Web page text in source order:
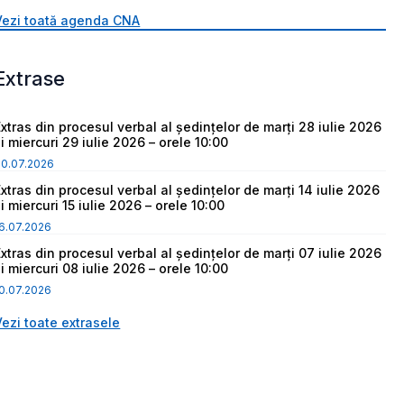
toată agenda CNA
din procesul verbal al ședințelor de marți 28 iulie 2026
miercuri 29 iulie 2026 – orele 10:00
din procesul verbal al ședințelor de marți 14 iulie 2026
miercuri 15 iulie 2026 – orele 10:00
din procesul verbal al ședințelor de marți 07 iulie 2026
miercuri 08 iulie 2026 – orele 10:00
toate extrasele